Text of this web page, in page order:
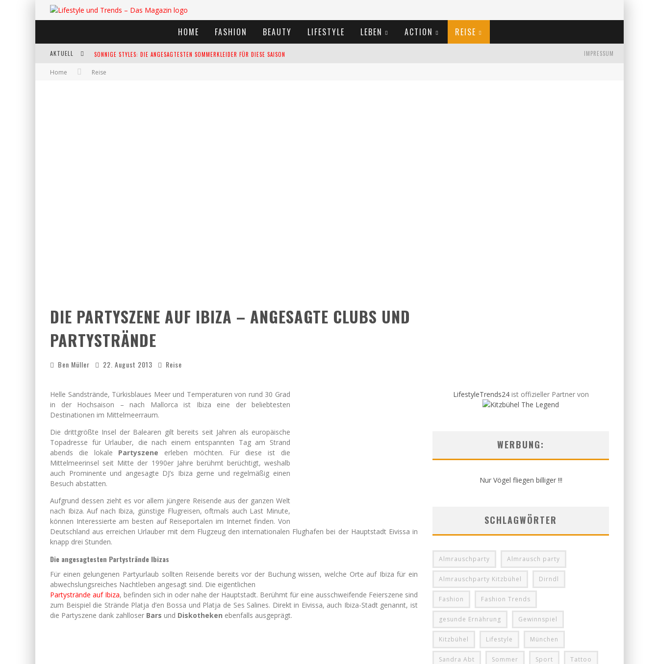
HOME FASHION BEAUTY LIFESTYLE LEBEN ACTION REISE
AKTUELL SONNIGE STYLES: DIE ANGESAGTESTEN SOMMERKLEIDER FÜR DIESE SAISON
DIE HEISSESTEN BÜHNEN EUROPAS: DIE TOP FESTIVALS DES SOMMERS 2024
IMPRESSUM
Home Reise
DIE PARTYSZENE AUF IBIZA – ANGESAGTE CLUBS UND
PARTYSTRÄNDE
Ben Müller 22. August 2013 Reise
Helle Sandstrände, Türkisblaues Meer und Temperaturen von rund 30 Grad
in der Hochsaison – nach Mallorca ist Ibiza eine der beliebtesten
Destinationen im Mittelmeerraum.
Die drittgrößte Insel der Balearen gilt bereits seit Jahren als europäische
Topadresse für Urlauber, die nach einem entspannten Tag am Strand
abends die lokale Partyszene erleben möchten. Für diese ist die
Mittelmeerinsel seit Mitte der 1990er Jahre berühmt berüchtigt, weshalb
auch Prominente und angesagte DJ’s Ibiza gerne und regelmäßig einen
Besuch abstatten.
Aufgrund dessen zieht es vor allem jüngere Reisende aus der ganzen Welt
nach Ibiza. Auf nach Ibiza, günstige Flugreisen, oftmals auch Last Minute,
können Interessierte am besten auf Reiseportalen im Internet finden. Von
Deutschland aus erreichen Urlauber mit dem Flugzeug den internationalen Flughafen bei der Hauptstadt Eivissa in
knapp drei Stunden.
Die angesagtesten Partystrände Ibizas
Für einen gelungenen Partyurlaub sollten Reisende bereits vor der Buchung wissen, welche Orte auf Ibiza für ein
abwechslungsreiches Nachtleben angesagt sind. Die eigentlichen
Partystrände auf Ibiza, befinden sich in oder nahe der Hauptstadt. Berühmt für eine ausschweifende Feierszene sind
zum Beispiel die Strände Platja d’en Bossa und Platja de Ses Salines. Direkt in Eivissa, auch Ibiza-Stadt genannt, ist
die Partyszene dank zahlloser Bars und Diskotheken ebenfalls ausgeprägt.
LifestyleTrends24ist offizieller Partner von
WERBUNG:
Nur Vögel fliegen billiger !!!
SCHLAGWÖRTER
Almrauschparty Almrausch party
Almrauschparty Kitzbühel Dirndl
Fashion Fashion Trends
gesunde Ernährung Gewinnspiel
Kitzbühel Lifestyle München
Sandra Abt Sommer Sport Tattoo